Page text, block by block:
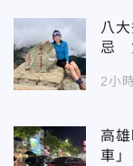
八
忌
2小
高
車